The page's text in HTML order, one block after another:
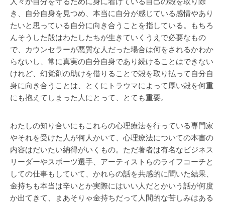
き、自分自身を見つめ、本当に自分が感じている感情やあり
たいと思っている自分に向き合うことを指している。もちろ
んそうした殻はわたしたちが生きていくうえで必要なもの
で、カウンセラーが悪質な人だった場合は何をされるかわか
らないし、常に真実の自分自身であり続けることはできない
けれど、幻覚剤の助けを借りることで殻を取り払って自分自
身に向き合うことは、とくにトラウマによって厚い殻を何重
にも抱えてしまった人にとって、とても重要。
わたしの知り合いにもこれらの心理療法を行っている専門家
やそれを受けた人が何人かいて、心理療法についての本書の
内容はだいたい納得がいくもの。ただ著者は有名なビジネス
リーダーやスポーツ選手、アーティストらのライフコーチと
しての仕事もしていて、かれらの話を共感的に聞いた結果、
金持ちも本当は辛いとか実際にはいい人だとかいう話が何度
か出てきて、まあそりゃ金持ちだって人間的な苦しみはある